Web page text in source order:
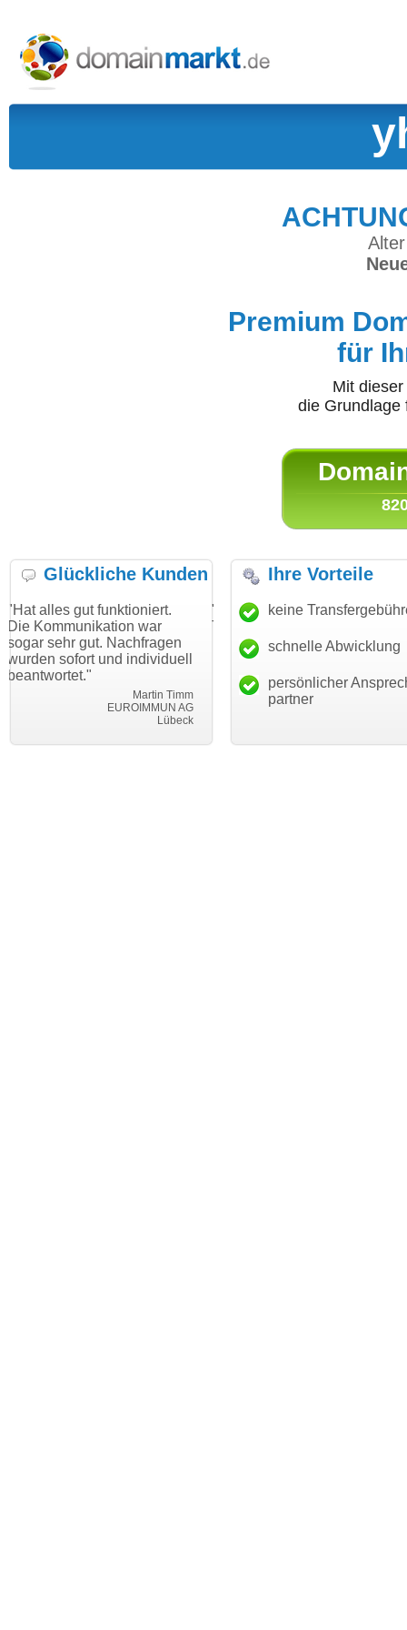
Premium
für
Mit
die
Glückliche Kunden
funktioniert.
war
Nachfragen
und individuell
EUROIMMUN AG
"Danke für den schnellen
Transfer und guten Service!"
Thomas Schäfer
i can eckert communication GmbH
"Ich bin
haben.
mein
Ihre Vorteile
keine
schnelle Abwicklung
persönlicher
partner